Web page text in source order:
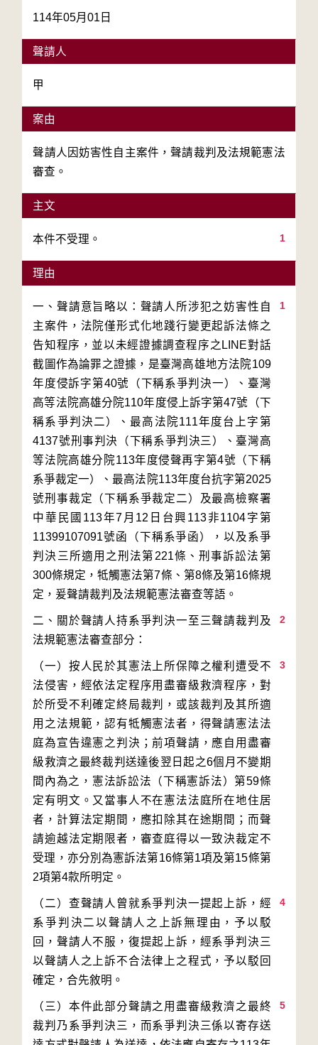
114年05月01日
聲請人
甲
案由
聲請人因妨害性自主案件，聲請裁判及法規範憲法
審查。
主文
1
本件不受理。
理由
1
一、聲請意旨略以：聲請人所涉犯之妨害性自
主案件，法院僅形式化地踐行變更起訴法條之
告知程序，並以未經證據調查程序之LINE對話
截圖作為論罪之證據，是臺灣高雄地方法院109
年度侵訴字第40號（下稱系爭判決一）、臺灣
高等法院高雄分院110年度侵上訴字第47號（下
稱系爭判決二）、最高法院111年度台上字第
4137號刑事判決（下稱系爭判決三）、臺灣高
等法院高雄分院113年度侵聲再字第4號（下稱
系爭裁定一）、最高法院113年度台抗字第2025
號刑事裁定（下稱系爭裁定二）及最高檢察署
中華民國113年7月12日台興113非1104字第
11399107091號函（下稱系爭函），以及系爭
判決三所適用之刑法第221條、刑事訴訟法第
300條規定，牴觸憲法第7條、第8條及第16條規
2
二、關於聲請人持系爭判決一至三聲請裁判及
3
（一）按人民於其憲法上所保障之權利遭受不
法侵害，經依法定程序用盡審級救濟程序，對
於所受不利確定終局裁判，或該裁判及其所適
用之法規範，認有牴觸憲法者，得聲請憲法法
庭為宣告違憲之判決；前項聲請，應自用盡審
級救濟之最終裁判送達後翌日起之6個月不變期
間內為之，憲法訴訟法（下稱憲訴法）第59條
定有明文。又當事人不在憲法法庭所在地住居
者，計算法定期間，應扣除其在途期間；而聲
請逾越法定期限者，審查庭得以一致決裁定不
受理，亦分別為憲訴法第16條第1項及第15條第
4
（二）查聲請人曾就系爭判決一提起上訴，經
系爭判決二以聲請人之上訴無理由，予以駁
回，聲請人不服，復提起上訴，經系爭判決三
以聲請人之上訴不合法律上之程式，予以駁回
5
（三）本件此部分聲請之用盡審級救濟之最終
裁判乃系爭判決三，而系爭判決三係以寄存送